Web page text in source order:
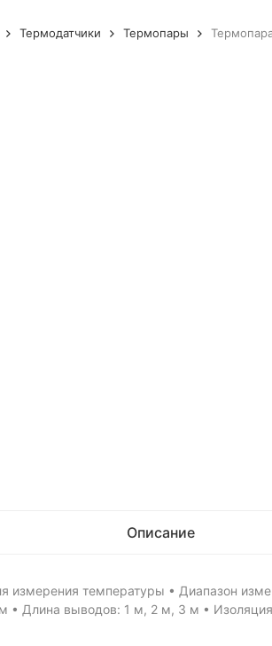
Термодатчики Термопары
Описание
измерения температуры • Диапазон
• Длина выводов: 1 м, 2 м, 3 м •